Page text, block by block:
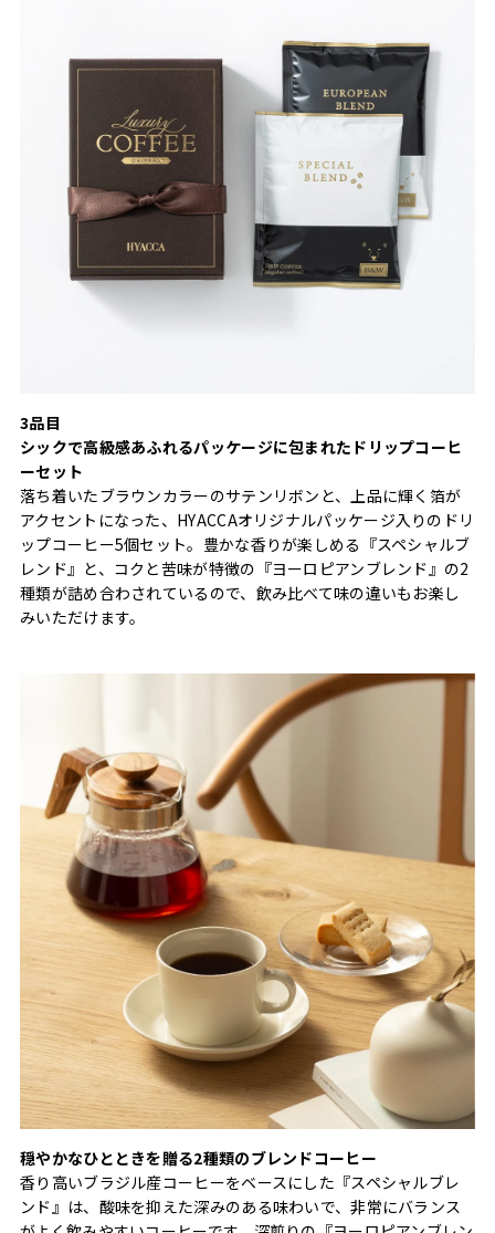
3品目
シックで高級感あふれるパッケージに包まれたドリップコーヒ
ーセット
落ち着いたブラウンカラーのサテンリボンと、上品に輝く箔が
アクセントになった、HYACCAオリジナルパッケージ入りのドリ
ップコーヒー5個セット。豊かな香りが楽しめる『スペシャルブ
レンド』と、コクと苦味が特徴の『ヨーロピアンブレンド』の2
種類が詰め合わされているので、飲み比べて味の違いもお楽し
みいただけます。
穏やかなひとときを贈る2種類のブレンドコーヒー
香り高いブラジル産コーヒーをベースにした『スペシャルブレ
ンド』は、酸味を抑えた深みのある味わいで、非常にバランス